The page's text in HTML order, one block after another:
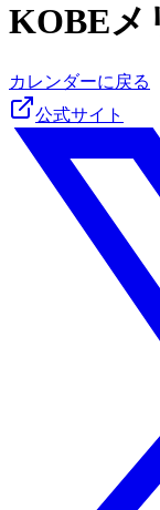
KOBEメ
カレンダーに戻る
公式サイト